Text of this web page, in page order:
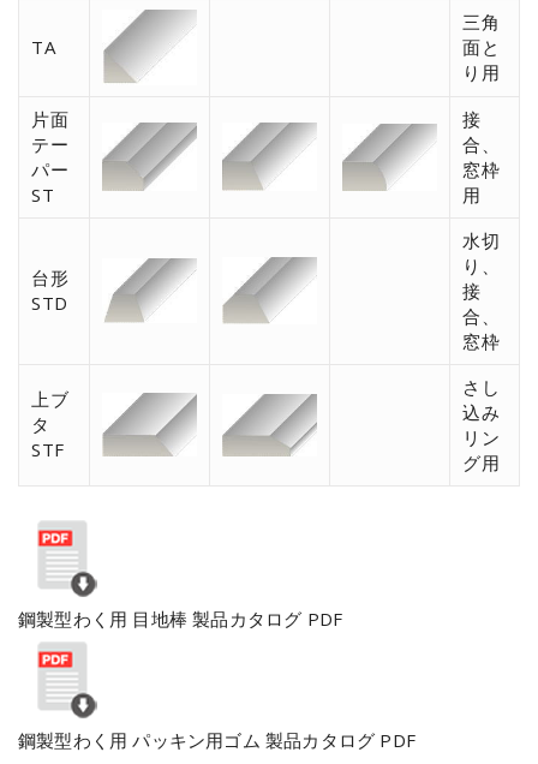
TA
三角
面と
り用
片面
テー
パー
ST
接
合、
窓枠
用
台形
STD
水切
り、
接
合、
窓枠
上ブ
タ
STF
さし
込み
リン
グ用
鋼製型わく用 目地棒 製品カタログ PDF
鋼製型わく用 パッキン用ゴム 製品カタログ PDF